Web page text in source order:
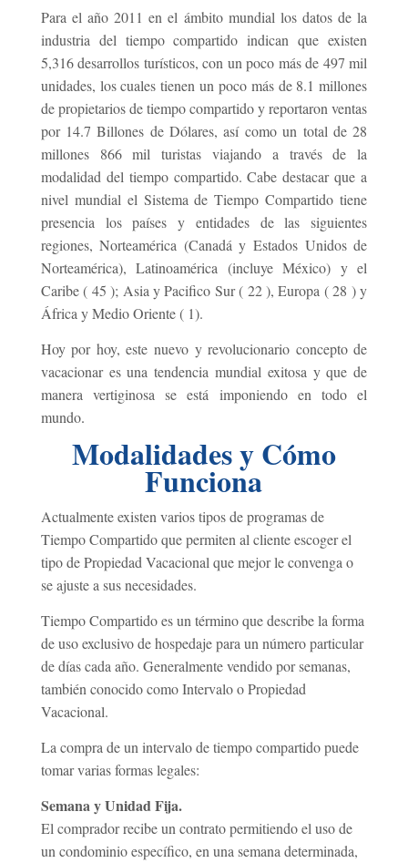
Para el año 2011 en el ámbito mundial los datos de la
industria del tiempo compartido indican que existen
5,316 desarrollos turísticos, con un poco más de 497 mil
unidades, los cuales tienen un poco más de 8.1 millones
de propietarios de tiempo compartido y reportaron ventas
por 14.7 Billones de Dólares, así como un total de 28
millones 866 mil turistas viajando a través de la
modalidad del tiempo compartido. Cabe destacar que a
nivel mundial el Sistema de Tiempo Compartido tiene
presencia los países y entidades de las siguientes
regiones, Norteamérica (Canadá y Estados Unidos de
Norteamérica), Latinoamérica (incluye México) y el
Caribe ( 45 ); Asia y Pacifico Sur ( 22 ), Europa ( 28 ) y
África y Medio Oriente ( 1).
Hoy por hoy, este nuevo y revolucionario concepto de
vacacionar es una tendencia mundial exitosa y que de
manera vertiginosa se está imponiendo en todo el
mundo.
Modalidades y Cómo
Funciona
Actualmente existen varios tipos de programas de
Tiempo Compartido que permiten al cliente escoger el
tipo de Propiedad Vacacional que mejor le convenga o
se ajuste a sus necesidades.
Tiempo Compartido es un término que describe la forma
de uso exclusivo de hospedaje para un número particular
de días cada año. Generalmente vendido por semanas,
también conocido como Intervalo o Propiedad
Vacacional.
La compra de un intervalo de tiempo compartido puede
tomar varias formas legales:
Semana y Unidad Fija.
El comprador recibe un contrato permitiendo el uso de
un condominio específico, en una semana determinada,